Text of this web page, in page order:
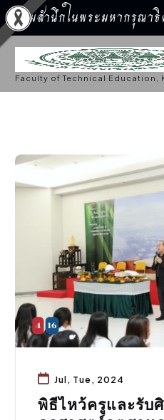
น้อมสำนึกในพระมหากรุณ
S
k
o
Faculty of Technical Education,
กิจกรรมคณะ
Jul, Tue, 2024
พิธีไหว้ครูและรับ